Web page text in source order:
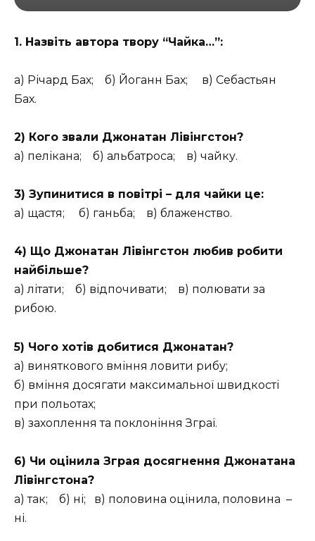
1. Назвіть автора твору “Чайка…”:
а) Річард Бах; б) Йоганн Бах; в) Себастьян
Бах.
2) Кого звали Джонатан Лівінгстон?
а) пелікана; б) альбатроса; в) чайку.
3) Зупинитися в повітрі – для чайки це:
а) щастя; б) ганьба; в) блаженство.
4) Що Джонатан Лівінгстон любив робити
найбільше?
а) літати; б) відпочивати; в) полювати за
рибою.
5) Чого хотів добитися Джонатан?
а) виняткового вміння ловити рибу;
б) вміння досягати максимальної швидкості
при польотах;
в) захоплення та поклоніння Зграї.
6) Чи оцінила Зграя досягнення Джонатана
Лівінгстона?
а) так; б) ні; в) половина оцінила, половина –
ні.